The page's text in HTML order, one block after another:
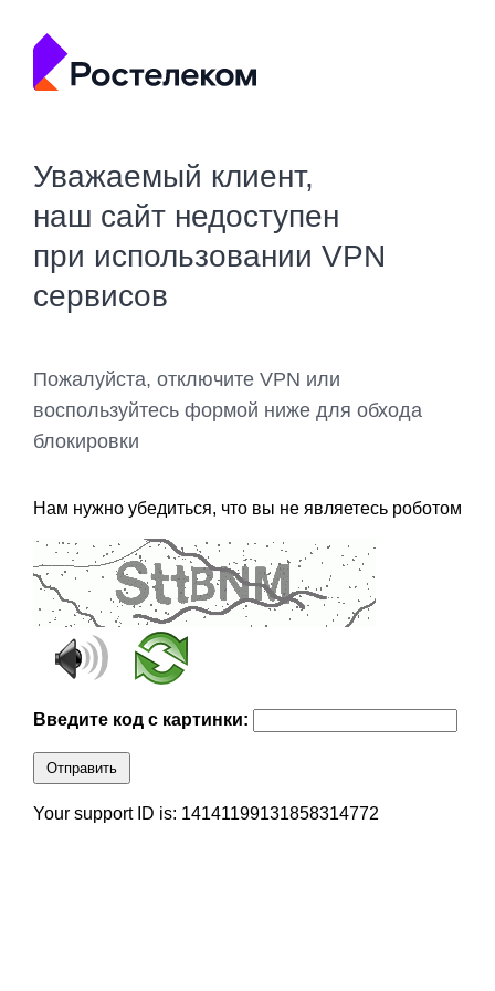
Уважаемый клиент,
наш сайт недоступен
при использовании VPN
сервисов
Пожалуйста, отключите VPN или
воспользуйтесь формой ниже для обхода
блокировки
Нам нужно убедиться, что вы не являетесь роботом
Введите код с картинки:
Отправить
Your support ID is: 14141199131858314772